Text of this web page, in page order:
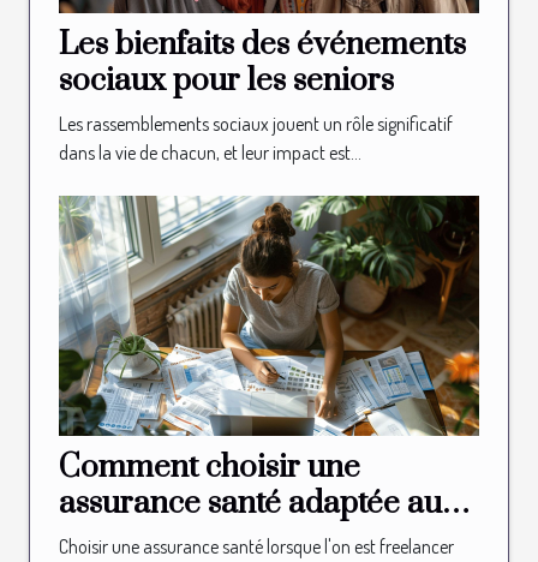
Les bienfaits des événements
sociaux pour les seniors
Les rassemblements sociaux jouent un rôle significatif
dans la vie de chacun, et leur impact est...
Comment choisir une
assurance santé adaptée aux
besoins des freelancers
Choisir une assurance santé lorsque l'on est freelancer